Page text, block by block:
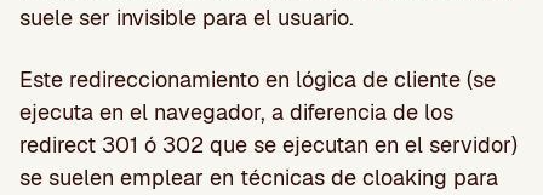
suele ser invisible para el usuario.
Este redireccionamiento en lógica de cliente (se
ejecuta en el navegador, a diferencia de los
redirect 301 ó 302 que se ejecutan en el servidor)
se suelen emplear en técnicas de cloaking para